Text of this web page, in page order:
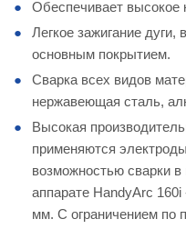
Обеспечивает высокое
Легкое зажигание
основным покрытием.
Сварка всех видов
нержавеющая сталь,
Высокая
применяются
возможностью сварки
аппарате HandyArc
мм. С ограничением по